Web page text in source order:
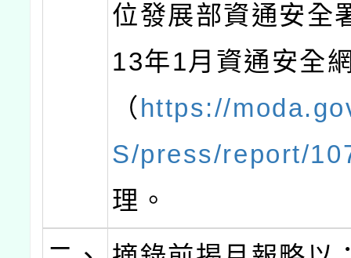
位發展部資通安全
13年1月資通安全
（ https://
S/press/report/
理。